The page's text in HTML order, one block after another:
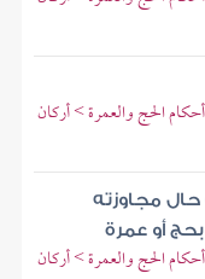
الحج والعمرة > أركان
مجاوزته
أو عمرة
الحج والعمرة > أركان